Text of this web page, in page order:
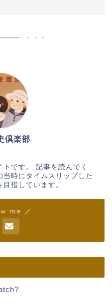
倶楽部
です。 記事を読んでく
時にタイムスリップした
指しています。
me ／